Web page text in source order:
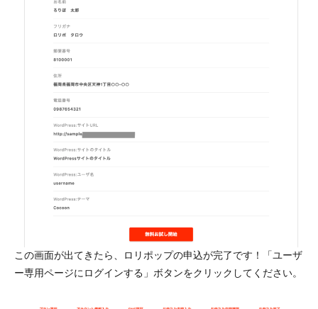
この画面が出てきたら、ロリポップの申込が完了です！「ユーザ
ー専用ページにログインする」ボタンをクリックしてください。